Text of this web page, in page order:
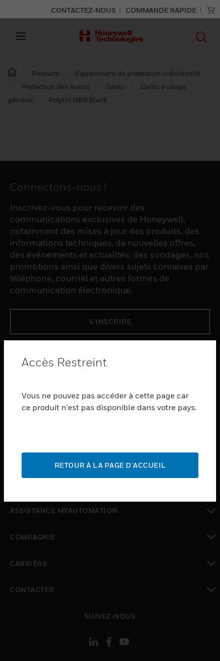
CONTACTEZ-NOUS COMMANDE RAPIDE
Produits
Équipement de protection individuelle
Protection des mains
Gants
Gants à usage
général
Polytril NBR Black
Connectons-nous !
Inscrivez-vous pour recevoir des
communications exclusives de Honeywell,
notamment des mises à jour des produits, des
informations techniques, de nouvelles offres,
des événements et actualités, des sondages, nos
promotions ainsi que divers sujets connexes par
téléphone, courriel et autres formes de
communication électronique.
S'INSCRIRE
toggle view
SERVICES
toggle view
toggle view
toggle view
ASSISTANCE MYAUTOMATION
COMPAGNIE
CARRIÈRE
CONTACTER
SUIVEZ-NOUS
Accès Restreint
Vous ne pouvez pas accéder à cette page car
ce produit n'est pas disponible dans votre pays.
RETOUR À LA PAGE D'ACCUEIL